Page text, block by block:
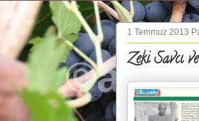
1 Temmuz 2013
Zeki Savcı